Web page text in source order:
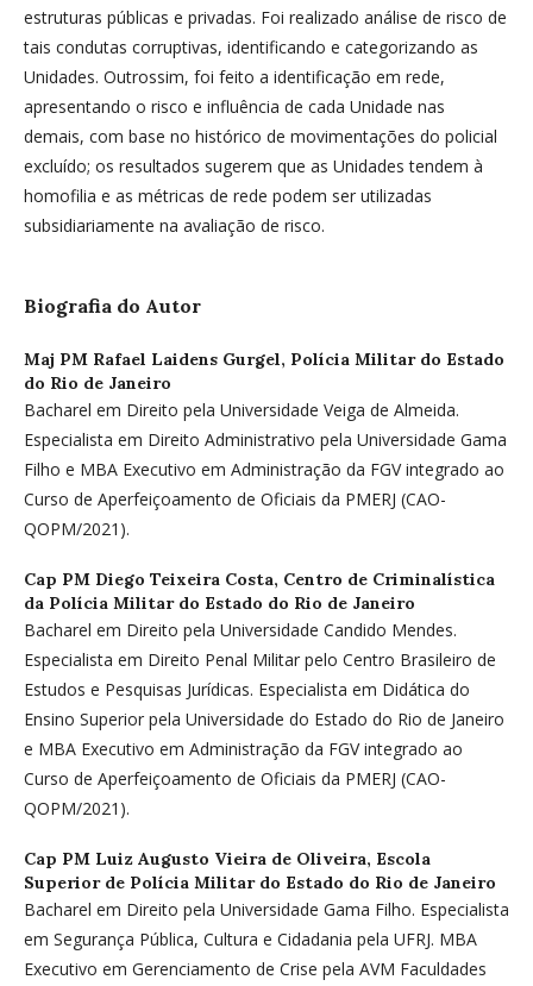
estruturas públicas e privadas. Foi realizado análise de risco de
tais condutas corruptivas, identificando e categorizando as
Unidades. Outrossim, foi feito a identificação em rede,
apresentando o risco e influência de cada Unidade nas
demais, com base no histórico de movimentações do policial
excluído; os resultados sugerem que as Unidades tendem à
homofilia e as métricas de rede podem ser utilizadas
subsidiariamente na avaliação de risco.
Biografia do Autor
Maj PM Rafael Laidens Gurgel, Polícia Militar do Estado
do Rio de Janeiro
Bacharel em Direito pela Universidade Veiga de Almeida.
Especialista em Direito Administrativo pela Universidade Gama
Filho e MBA Executivo em Administração da FGV integrado ao
Curso de Aperfeiçoamento de Oficiais da PMERJ (CAO-
QOPM/2021).
Cap PM Diego Teixeira Costa, Centro de Criminalística
da Polícia Militar do Estado do Rio de Janeiro
Bacharel em Direito pela Universidade Candido Mendes.
Especialista em Direito Penal Militar pelo Centro Brasileiro de
Estudos e Pesquisas Jurídicas. Especialista em Didática do
Ensino Superior pela Universidade do Estado do Rio de Janeiro
e MBA Executivo em Administração da FGV integrado ao
Curso de Aperfeiçoamento de Oficiais da PMERJ (CAO-
QOPM/2021).
Cap PM Luiz Augusto Vieira de Oliveira, Escola
Superior de Polícia Militar do Estado do Rio de Janeiro
Bacharel em Direito pela Universidade Gama Filho. Especialista
em Segurança Pública, Cultura e Cidadania pela UFRJ. MBA
Executivo em Gerenciamento de Crise pela AVM Faculdades